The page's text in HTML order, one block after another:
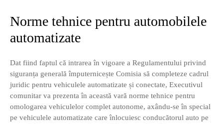
Norme tehnice pentru automobilele
automatizate
Dat fiind faptul că intrarea în vigoare a Regulamentului privind
siguranța generală împuternicește Comisia să completeze cadrul
juridic pentru vehiculele automatizate și conectate, Executivul
comunitar va prezenta în această vară norme tehnice pentru
omologarea vehiculelor complet autonome, axându-se în special
pe vehiculele automatizate care înlocuiesc conducătorul auto pe